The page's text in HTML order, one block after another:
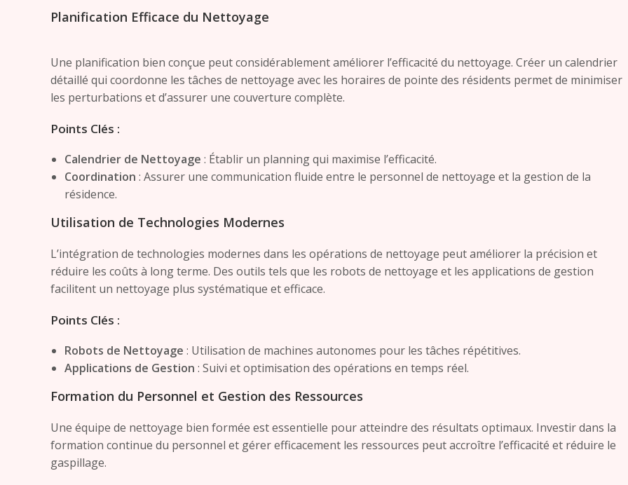
Planification Efficace du Nettoyage
Une planification bien conçue peut considérablement améliorer l’efficacité du nettoyage. Créer un calendrier
détaillé qui coordonne les tâches de nettoyage avec les horaires de pointe des résidents permet de minimiser
les perturbations et d’assurer une couverture complète.
Points Clés :
Calendrier de Nettoyage : Établir un planning qui maximise l’efficacité.
Coordination : Assurer une communication fluide entre le personnel de nettoyage et la gestion de la
résidence.
Utilisation de Technologies Modernes
L’intégration de technologies modernes dans les opérations de nettoyage peut améliorer la précision et
réduire les coûts à long terme. Des outils tels que les robots de nettoyage et les applications de gestion
facilitent un nettoyage plus systématique et efficace.
Points Clés :
Robots de Nettoyage : Utilisation de machines autonomes pour les tâches répétitives.
Applications de Gestion : Suivi et optimisation des opérations en temps réel.
Formation du Personnel et Gestion des Ressources
Une équipe de nettoyage bien formée est essentielle pour atteindre des résultats optimaux. Investir dans la
formation continue du personnel et gérer efficacement les ressources peut accroître l’efficacité et réduire le
gaspillage.